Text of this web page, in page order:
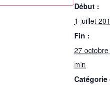
Début :
1 juillet
Fin :
27
min
Catégorie